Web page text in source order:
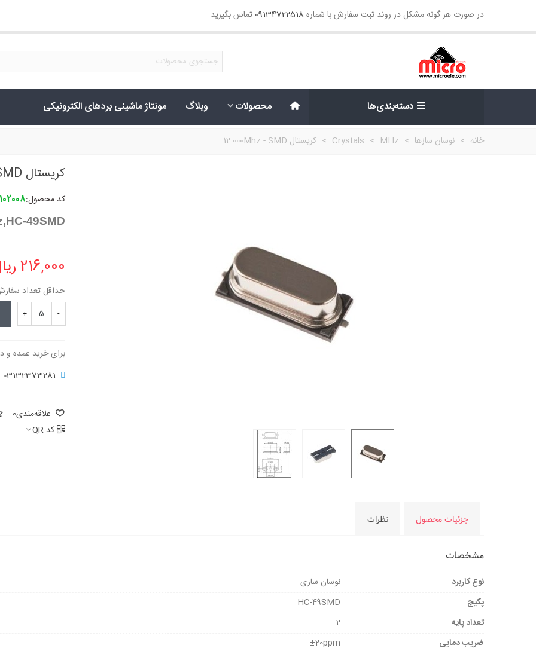
در صورت هر گونه مشکل در روند ثبت سفارش با شماره 09134722518 تماس بگیرید
دسته‌بندی‌ها محصولات وبلاگ مونتاژ ماشینی بردهای الکترونیکی
خانه > نوسان سازها >
Crystals > MHz
> کریستال 12.000Mhz - SMD
کریستال 12.000Mhz - SMD
کد محصول:
49SMD
216,000 ریال
حداقل تعداد سفارش
-
+
برای خرید عمده و
03132373281
علاقه‌مندی0
کد QR
جزئیات محصول نظرات
مشخصات
نوع کاربرد
نوسان سازی
پکیج
HC-49SMD
تعداد پایه
2
ضریب دمایی
±20ppm